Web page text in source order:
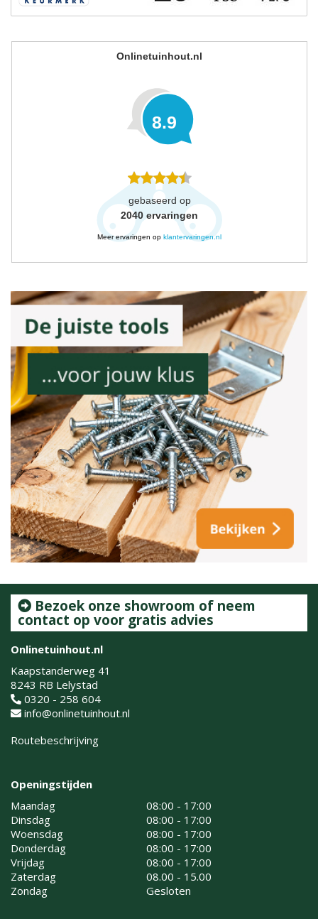
Onlinetuinhout.nl
8.9
gebaseerd op
2040 ervaringen
Meer ervaringen op klantervaringen.nl
Bezoek onze showroom of neem
contact op voor gratis advies
Onlinetuinhout.nl
Kaapstanderweg 41
8243 RB Lelystad
0320 - 258 604
info@onlinetuinhout.nl
Routebeschrijving
Openingstijden
Maandag
08:00 - 17:00
Dinsdag
08:00 - 17:00
Woensdag
08:00 - 17:00
Donderdag
08:00 - 17:00
Vrijdag
08:00 - 17:00
Zaterdag
08.00 - 15.00
Zondag
Gesloten